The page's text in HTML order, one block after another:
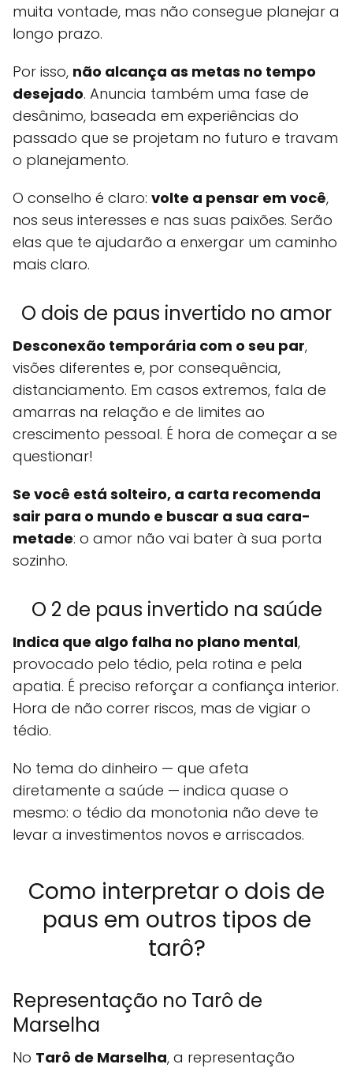
muita vontade, mas não consegue planejar a
longo prazo.
Por isso, não alcança as metas no tempo
desejado. Anuncia também uma fase de
desânimo, baseada em experiências do
passado que se projetam no futuro e travam
o planejamento.
O conselho é claro: volte a pensar em você,
nos seus interesses e nas suas paixões. Serão
elas que te ajudarão a enxergar um caminho
mais claro.
O dois de paus invertido no amor
Desconexão temporária com o seu par,
visões diferentes e, por consequência,
distanciamento. Em casos extremos, fala de
amarras na relação e de limites ao
crescimento pessoal. É hora de começar a se
questionar!
Se você está solteiro, a carta recomenda
sair para o mundo e buscar a sua cara-
metade: o amor não vai bater à sua porta
sozinho.
O 2 de paus invertido na saúde
Indica que algo falha no plano mental,
provocado pelo tédio, pela rotina e pela
apatia. É preciso reforçar a confiança interior.
Hora de não correr riscos, mas de vigiar o
tédio.
No tema do dinheiro — que afeta
diretamente a saúde — indica quase o
mesmo: o tédio da monotonia não deve te
levar a investimentos novos e arriscados.
Como interpretar o dois de
paus em outros tipos de
tarô?
Representação no Tarô de
Marselha
No Tarô de Marselha, a representação